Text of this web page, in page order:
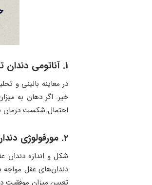
1. آناتومی دندان تعیین کننده موفقیت عصب کشی دندان عقل؛ بررسی ساختار و موقعیت
در معاینه بالینی و
خیر. اگر دهان به
احتمال شکست درمان
2. مورفولوژی دندان؛ شکل دندان عقل و ریشه‌ها در انتخاب عصب کشی موثر است!
شکل و اندازه دندان
دندان‌های عقل مواجه